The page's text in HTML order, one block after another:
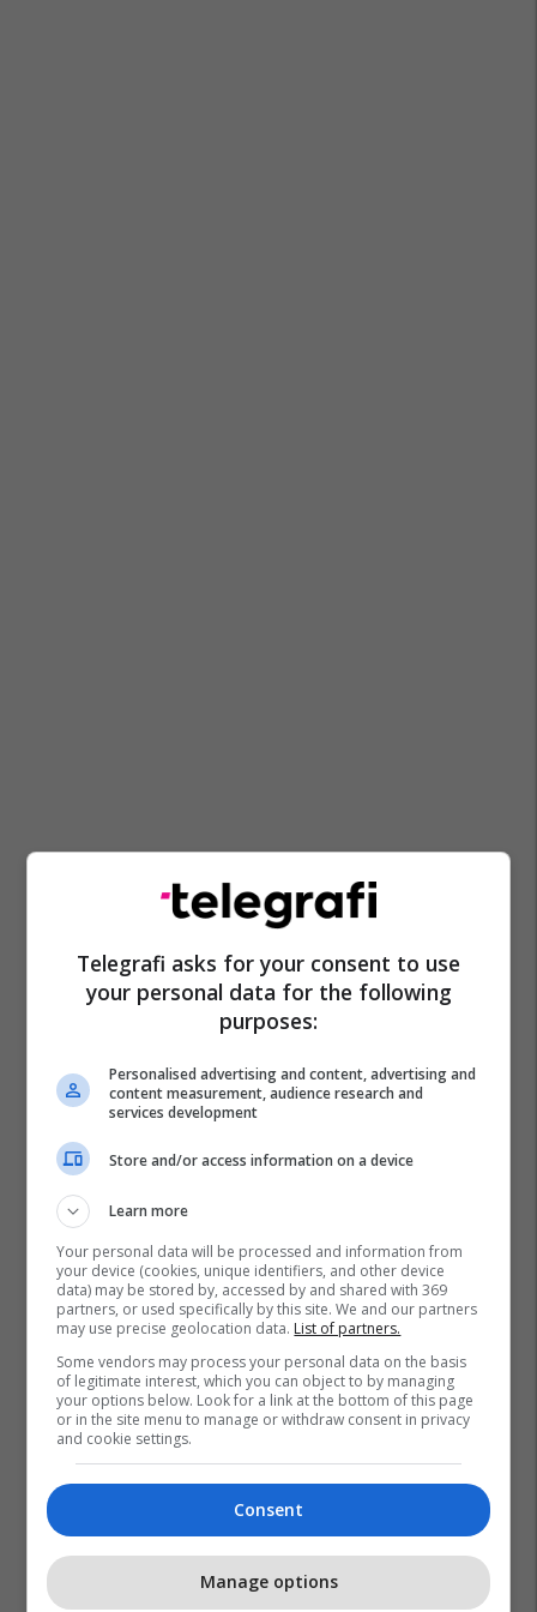
Aleanca Kosovare E Bizneseve Agim Shahini Solid
Telegrafi asks for your consent to use
your personal data for the following
purposes:
Personalised advertising and content, advertising and
content measurement, audience research and
services development
Store and/or access information on a device
Learn more
Your personal data will be processed and information from
your device (cookies, unique identifiers, and other device
data) may be stored by, accessed by and shared with 369
partners, or used specifically by this site. We and our partners
may use precise geolocation data. List of partners.
Some vendors may process your personal data on the basis
of legitimate interest, which you can object to by managing
your options below. Look for a link at the bottom of this page
or in the site menu to manage or withdraw consent in privacy
and cookie settings.
Consent
Manage options